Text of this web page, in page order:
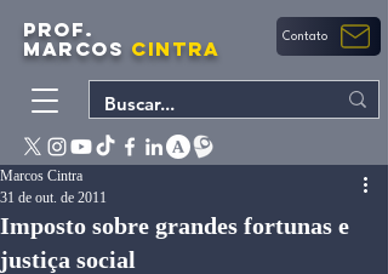
PROF.
MARCOS CINTRA Contato
Imposto sobre grandes fortunas e
justiça social
Marcos Cintra
31 de out. de 2011